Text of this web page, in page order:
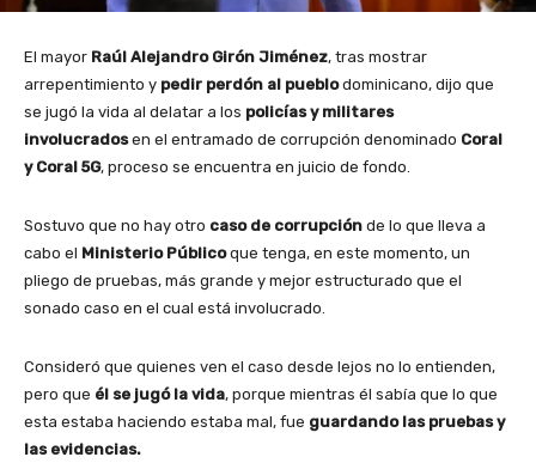
El mayor Raúl Alejandro Girón Jiménez, tras mostrar
arrepentimiento y pedir perdón al pueblodominicano, dijo que
se jugó la vida al delatar a los policías y militares
involucradosen el entramado de corrupción denominado Coral
y Coral 5G, proceso se encuentra en juicio de fondo.
Sostuvo que no hay otro caso de corrupción de lo que lleva a
cabo el Ministerio Públicoque tenga, en este momento, un
pliego de pruebas, más grande y mejor estructurado que el
sonado caso en el cual está involucrado.
Consideró que quienes ven el caso desde lejos no lo entienden,
pero que él se jugó la vida, porque mientras él sabía que lo que
esta estaba haciendo estaba mal, fue guardando las pruebas y
las evidencias.